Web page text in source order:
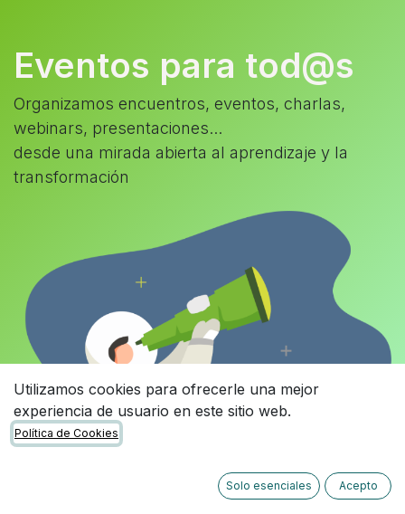
Eventos para tod@s
Organizamos encuentros, eventos, charlas,
webinars, presentaciones...
desde una mirada abierta al aprendizaje y la
transformación
Utilizamos cookies para ofrecerle una mejor
experiencia de usuario en este sitio web.
Política de Cookies
Solo esenciales Acepto